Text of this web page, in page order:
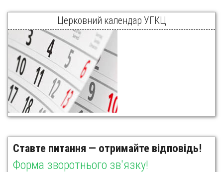
Церковний календар УГКЦ
Ставте питання — отримайте відповідь!
Форма зворотнього зв'язку!